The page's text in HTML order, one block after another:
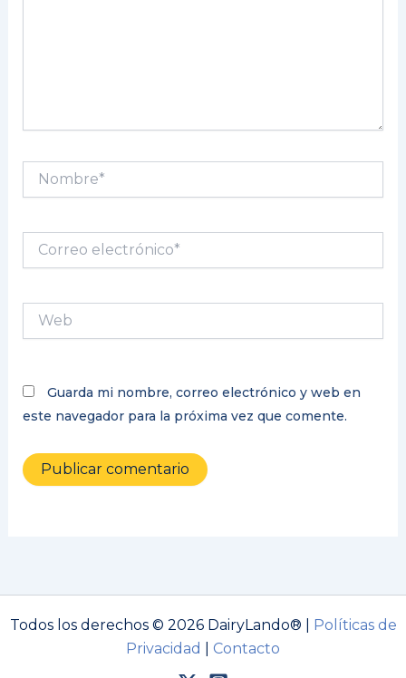
Nombre*
Correo
electrónico*
Web
Guarda mi nombre, correo electrónico y web en
este navegador para la próxima vez que comente.
Todos los derechos © 2026 DairyLando® | Políticas de
Privacidad
Contacto